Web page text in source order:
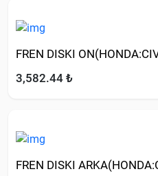
FREN DISKI
3,582.44 ₺
FREN DISKI